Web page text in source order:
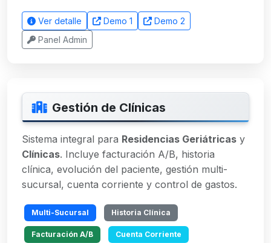
Ver detalle Demo 1
Demo 2
Panel Admin
Gestión de Clínicas
Sistema integral para Residencias Geriátricas y
Clínicas. Incluye facturación A/B, historia
clínica, evolución del paciente, gestión multi-
sucursal, cuenta corriente y control de gastos.
Multi-Sucursal Historia Clínica
Facturación A/B Cuenta Corriente